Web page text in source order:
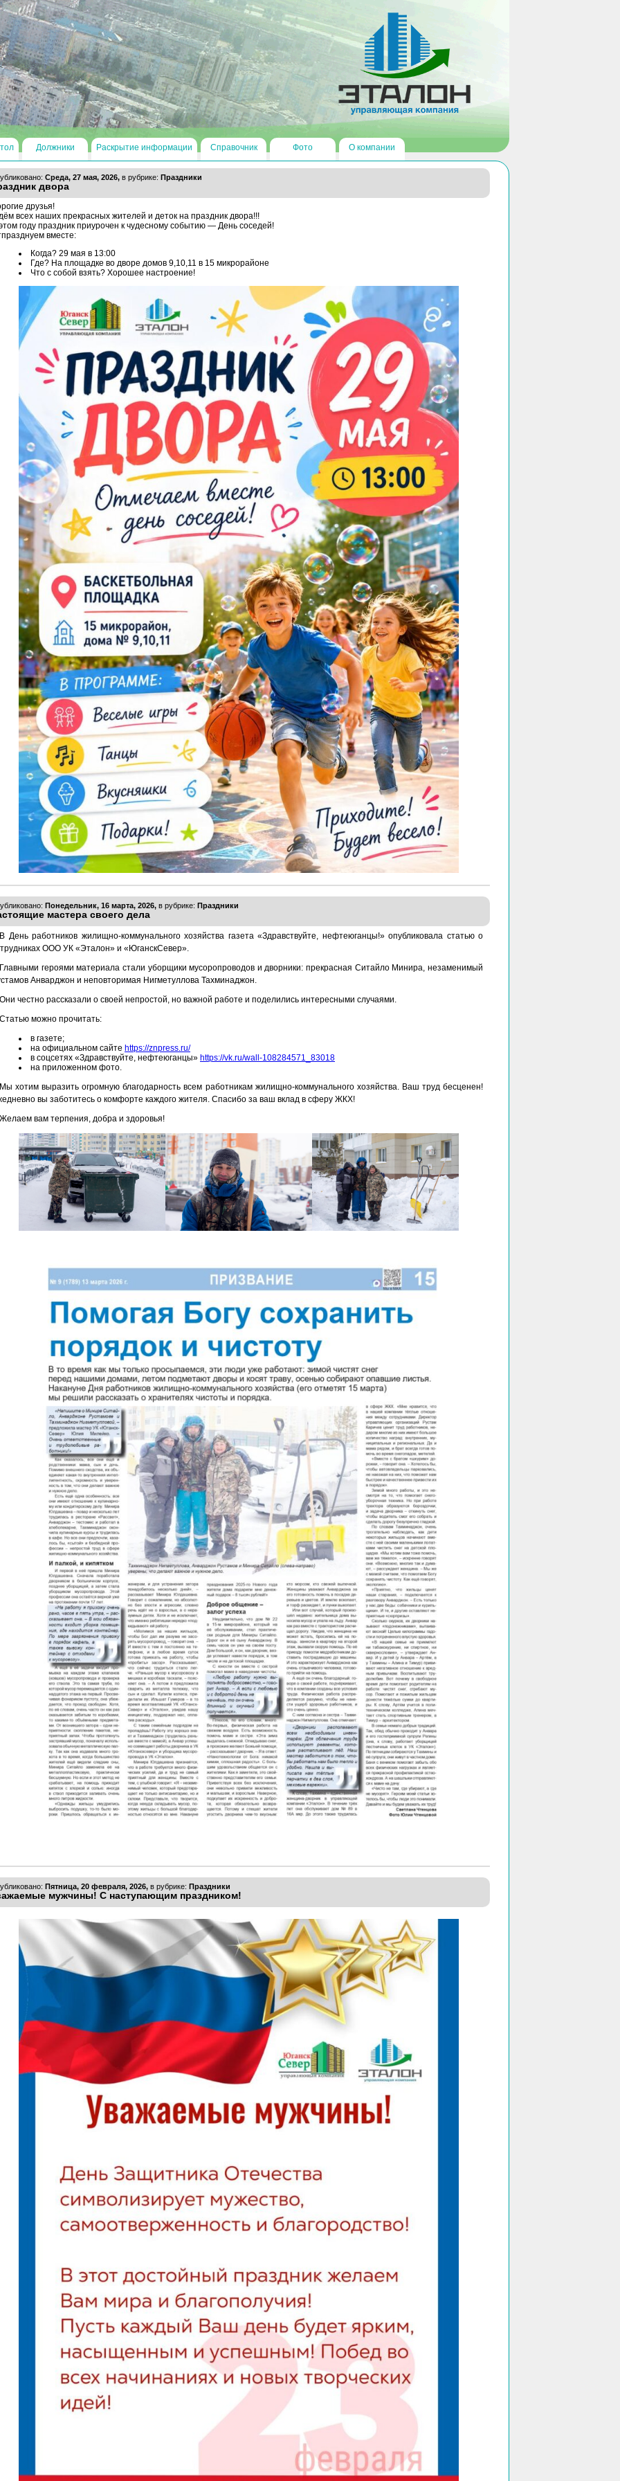
Должники Раскрытие информации Справочник Фото О компании
Среда, 27 мая, 2026, в рубрике: Праздники
двора
друзья!
всех наших прекрасных жителей и деток на праздник двора!!!
году праздник приурочен к чудесному событию — День соседей!
вместе:
Когда? 29 мая в 13:00
Где? На площадке во дворе домов 9,10,11 в 15 микрорайоне
Что с собой взять? Хорошее настроение!
Понедельник, 16 марта, 2026, в рубрике: Праздники
мастера своего дела
В День работников жилищно-коммунального хозяйства газета «Здравствуйте, нефтеюганцы!» опубликовала статью о
ООО УК «Эталон» и «ЮганскСевер».
Главными героями материала стали уборщики мусоропроводов и дворники: прекрасная Ситайло Минира, незаменимый
Анварджон и неповторимая Нигметуллова Тахминаджон.
Они честно рассказали о своей непростой, но важной работе и поделились интересными случаями.
Статью можно прочитать:
в газете;
на официальном сайте https://znpress.ru/
в соцсетях «Здравствуйте, нефтеюганцы» https://vk.ru/wall-108284571_83018
на приложенном фото.
Мы хотим выразить огромную благодарность всем работникам жилищно-коммунального хозяйства. Ваш труд бесценен!
вы заботитесь о комфорте каждого жителя. Спасибо за ваш вклад в сферу ЖКХ!
Желаем вам терпения, добра и здоровья!
Пятница, 20 февраля, 2026, в рубрике: Праздники
мужчины! С наступающим праздником!